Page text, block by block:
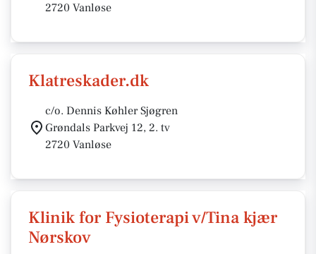
2720 Vanløse
Klatreskader.dk
c/o. Dennis Køhler Sjøgren
Grøndals Parkvej 12, 2. tv
2720 Vanløse
Klinik for Fysioterapi v/Tina kjær
Nørskov